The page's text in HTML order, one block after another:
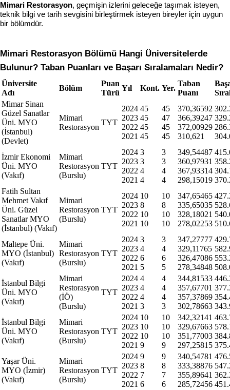
Mimari Restorasyon, geçmişin izlerini geleceğe taşımak isteyen,
teknik bilgi ve tarih sevgisini birleştirmek isteyen bireyler için uygun
bir bölümdür.
Mimari Restorasyon Bölümü Hangi Üniversitelerde
Bulunur? Taban Puanları ve Başarı Sıralamaları Nedir?
Üniversite
Adı
Bölüm
Puan
Türü
Yıl Kont. Yer.
Taban
Puanı
Mimar Sinan
Güzel Sanatlar
Üni. MYO
(İstanbul)
(Devlet)
Mimari
Restorasyon
TYT
2024
2023
2022
2021
45
45
45
45
45
47
45
45
370,36592
366,39247
372,00929
310,621
İzmir Ekonomi
Üni. MYO
(Vakıf)
Mimari
Restorasyon
(Burslu)
TYT
2024
2023
2022
2021
3
3
4
4
3
3
4
4
349,54487
360,97931
367,93314
298,15019
Fatih Sultan
Mehmet Vakıf
Üni. Güzel
Sanatlar MYO
(İstanbul) (Vakıf)
Mimari
Restorasyon
(Burslu)
TYT
2024
2023
2022
2021
10
8
10
10
10
8
10
10
347,65465
335,65035
328,18021
278,02253
Maltepe Üni.
MYO (İstanbul)
(Vakıf)
Mimari
Restorasyon
(Burslu)
TYT
2024
2023
2022
2021
3
4
6
5
3
4
6
5
347,27777
329,11765
326,47086
278,34848
İstanbul Bilgi
Üni. MYO
(Vakıf)
Mimari
Restorasyon
(İÖ)
(Burslu)
TYT
2024
2023
2022
2021
4
4
4
3
4
4
4
3
344,81533
357,67701
357,37869
302,78663
İstanbul Bilgi
Üni. MYO
(Vakıf)
Mimari
Restorasyon
(Burslu)
TYT
2024
2023
2022
2021
10
10
10
9
10
10
10
9
342,32141
329,67663
351,77003
297,25815
Yaşar Üni.
MYO (İzmir)
(Vakıf)
Mimari
Restorasyon
(Burslu)
TYT
2024
2023
2022
2021
9
8
7
6
9
8
7
6
340,54781
333,38876
355,89641
285,72456